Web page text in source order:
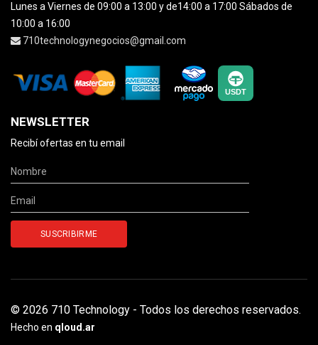
Lunes a Viernes de 09:00 a 13:00 y de14:00 a 17:00 Sábados de
10:00 a 16:00
710technologynegocios@gmail.com
NEWSLETTER
Recibí ofertas en tu email
© 2026 710 Technology - Todos los derechos reservados.
Hecho en qloud.ar